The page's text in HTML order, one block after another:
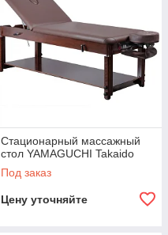
Стационарный массажный
стол YAMAGUCHI Takaido
Под заказ
Цену уточняйте